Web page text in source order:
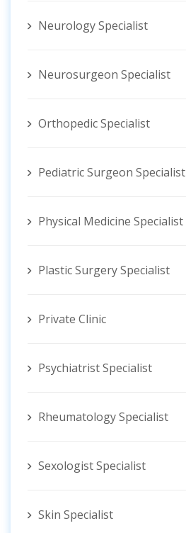
Neurology Specialist
Neurosurgeon Specialist
Orthopedic Specialist
Pediatric Surgeon Specialist
Physical Medicine Specialist
Plastic Surgery Specialist
Private Clinic
Psychiatrist Specialist
Rheumatology Specialist
Sexologist Specialist
Skin Specialist